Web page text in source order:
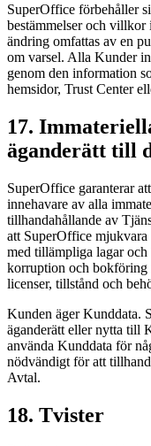
SuperOffice förbehåller
bestämmelser och villkor
ändring omfattas av en
om varsel. Alla Kunder
genom den information
hemsidor, Trust Center
17.
äganderätt till
SuperOffice garanterar
innehavare av alla
tillhandahållande av
att SuperOffice mjukvara
med tillämpliga lagar
korruption och bokföring
licenser, tillstånd och
Kunden äger Kunddata.
äganderätt eller nytta till
använda Kunddata för
nödvändigt för att
Avtal.
18. Tvister